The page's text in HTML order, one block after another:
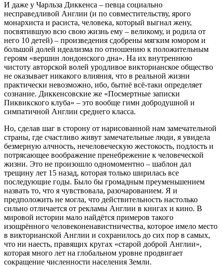
И даже у Чарльза Диккенса – певца социально
несправедливой Англии (и по совместительству, ярого
монархиста и расиста, человека, который выгнал жену,
посвятившую всю свою жизнь ему – великому, и родила от
него 10 детей) – произведения сдобрены мягким юмором и
большой долей идеализма по отношению к положительным
героям «вершин лондонского дна». На их внутреннюю
чистоту авторской волей уродливое викторианское общество
не оказывает никакого влияния, что в реальной жизни
практически невозможно, ибо, бытиё всё-таки определяет
сознание. Диккенсовские же «Посмертные записки
Пиквикского клуба» – это вообще гимн добродушной и
симпатичной Англии среднего класса.
Но, сделав шаг в сторону от нарисованной нам замечательной
страны, где счастливо живут замечательные люди, я увидела
безмерную алчность, нечеловеческую жестокость, подлость и
потрясающее воображение пренебрежение к человеческой
жизни. Это не произошло одномоментно – шаблон дал
трещину лет 15 назад, которая только ширилась все
последующие годы. Было бы громадным преуменьшением
назвать то, что я чувствовала, разочарованием. Я и
предположить не могла, что действительность настолько
сильно отличается от рекламы Англии в книгах и кино. В
мировой истории мало найдётся примеров такого
изощрённого человеконенавистничества, которое имело место
в викторианской Англии и сохранилось до сих пор в самых,
что ни наесть, правящих кругах «старой доброй Англии»,
которая много лет на глобальном уровне продвигает
сокращение численности населения Земли.